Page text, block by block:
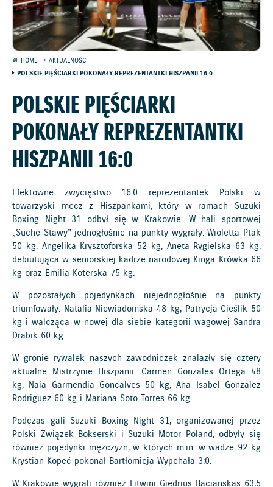
HOME
AKTUALNOŚCI
POLSKIE PIĘŚCIARKI POKONAŁY REPREZENTANTKI HISZPANII 16:0
POLSKIE PIĘŚCIARKI
POKONAŁY REPREZENTANTKI
HISZPANII 16:0
Efektowne zwycięstwo 16:0 reprezentantek Polski w
towarzyski mecz z Hiszpankami, który w ramach Suzuki
Boxing Night 31 odbył się w Krakowie. W hali sportowej
„Suche Stawy” jednogłośnie na punkty wygrały: Wioletta Ptak
50 kg, Angelika Krysztoforska 52 kg, Aneta Rygielska 63 kg,
debiutująca w seniorskiej kadrze narodowej Kinga Krówka 66
kg oraz Emilia Koterska 75 kg.
W pozostałych pojedynkach niejednogłośnie na punkty
triumfowały: Natalia Niewiadomska 48 kg, Patrycja Cieślik 50
kg i walcząca w nowej dla siebie kategorii wagowej Sandra
Drabik 60 kg.
W gronie rywalek naszych zawodniczek znalazły się cztery
aktualne Mistrzynie Hiszpanii: Carmen Gonzales Ortega 48
kg, Naia Garmendia Goncalves 50 kg, Ana Isabel Gonzalez
Rodriguez 60 kg i Mariana Soto Torres 66 kg.
Podczas gali Suzuki Boxing Night 31, organizowanej przez
Polski Związek Bokserski i Suzuki Motor Poland, odbyły się
również pojedynki mężczyzn, w których m.in. w wadze 92 kg
Krystian Kopeć pokonał Bartłomieja Wypchała 3:0.
W Krakowie wygrali również Litwini Giedrius Bacianskas 63,5